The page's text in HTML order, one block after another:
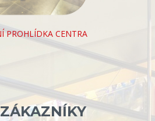
PROHLÍDKA CENTRA